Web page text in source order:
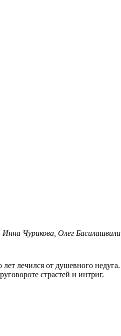
Чурикова, Олег Басилашвили
страстей и интриг.